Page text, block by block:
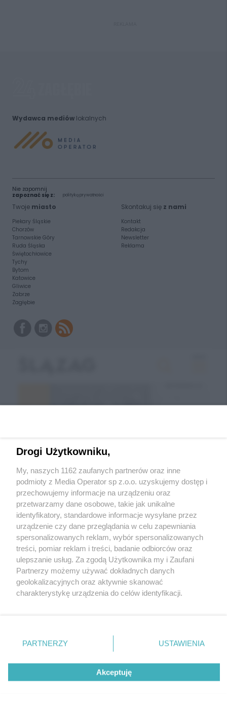
Wydawca mediówlokalnych
Nie zapomnij
zapoznać się z:
polityką prywatności
Twoje miasto
Piekary Śląskie
Chorzów
Tarnowskie Góry
Ruda Śląska
Świętochłowice
Tychy
Bytom
Katowice
Gliwice
Zabrze
Zagłębie
Skontakuj się z nami
Kontakt
Redakcja
Newsletter
Reklama
Wróć do strony głównej
ślązag.pl
0%
Drogi Użytkowniku,
My, naszych 1162 zaufanych partnerów oraz inne
podmioty z Media Operator sp z.o.o. uzyskujemy dostęp i
przechowujemy informacje na urządzeniu oraz
przetwarzamy dane osobowe, takie jak unikalne
identyfikatory, standardowe informacje wysyłane przez
urządzenie czy dane przeglądania w celu zapewniania
spersonalizowanych reklam, wybór spersonalizowanych
treści, pomiar reklam i treści, badanie odbiorców oraz
ulepszanie usług. Za zgodą Użytkownika my i Zaufani
Partnerzy możemy używać dokładnych danych
geolokalizacyjnych oraz aktywnie skanować
charakterystykę urządzenia do celów identyfikacji.
zmienić/wycofać klikając przycisk ustawień prywatności
znajdujący się w lewym dolnym rogu strony
rodzaje przetwarzania danych nie wymagają zgody
użytkownika, ale masz prawo sprzeciwić się takiemu
przetwarzaniu. Preferencje będą miały zastosowania tylko
PARTNERZY USTAWIENIA
Akceptuję